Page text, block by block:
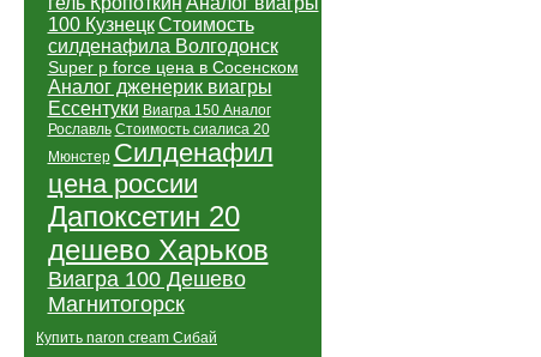
100 Кузнецк Стоимость
силденафила Волгодонск
Super p force цена в Сосенском
Аналог дженерик виагры
Ессентуки Виагра 150 Аналог
Рославль Стоимость сиалиса 20
Мюнстер Силденафил
цена россии
Дапоксетин 20
дешево Харьков
Виагра 100 Дешево
Магнитогорск
Купить naron cream Сибай